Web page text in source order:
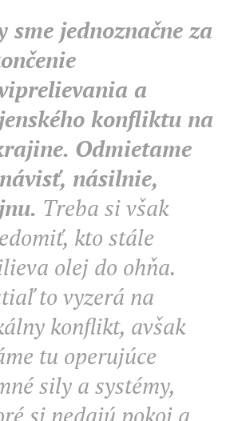
sme jednoznačne za
a
konfliktu na
Odmietame
násilnie,
Treba si však
kto stále
olej do ohňa.
to vyzerá na
konflikt, avšak
tu operujúce
sily a systémy,
si nedajú pokoj a